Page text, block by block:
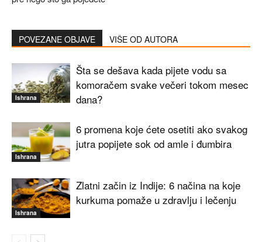
POVEZANE OBJAVE VIŠE OD AUTORA
Ishrana
Šta se dešava kada pijete vodu sa
komoračem svake večeri tokom mesec
dana?
Ishrana
6 promena koje ćete osetiti ako svakog
jutra popijete sok od amle i đumbira
Ishrana
Zlatni začin iz Indije: 6 načina na koje
kurkuma pomaže u zdravlju i lečenju